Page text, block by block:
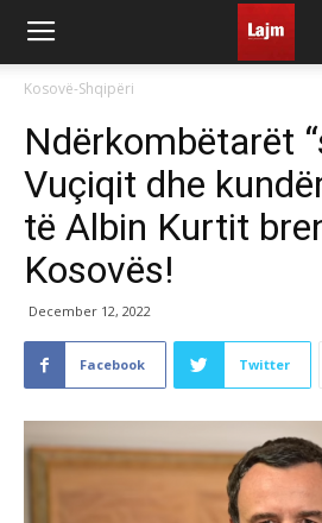
Kosovë-Shqipëri
Ndërkombëtarët
Vuçiqit dhe
të Albin Kurtit
Kosovës!
December 12, 2022
Facebook Twitter